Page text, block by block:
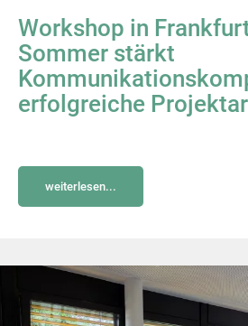
Workshop in
Sommer stärkt
erfolgreiche
weiterlesen...